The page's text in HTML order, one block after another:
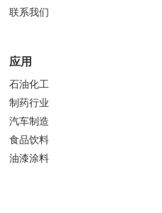
联系我们
应用
石油化工
制药行业
汽车制造
食品饮料
油漆涂料